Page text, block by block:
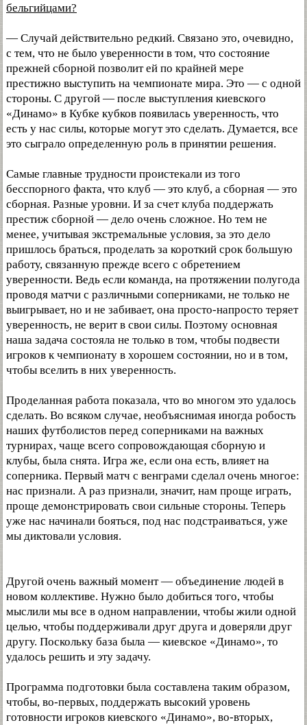
бельгийцами?
— Случай действительно редкий. Связано это, очевидно,
с тем, что не было уверенности в том, что состояние
прежней сборной позволит ей по крайней мере
престижно выступить на чемпионате мира. Это — с одной
стороны. С другой — после выступления киевского
«Динамо» в Кубке кубков появилась уверенность, что
есть у нас силы, которые могут это сделать. Думается, все
это сыграло определенную роль в принятии решения.
Самые главные трудности проистекали из того
бесспорного факта, что клуб — это клуб, а сборная — это
сборная. Разные уровни. И за счет клуба поддержать
престиж сборной — дело очень сложное. Но тем не
менее, учитывая экстремальные условия, за это дело
пришлось браться, проделать за короткий срок большую
работу, связанную прежде всего с обретением
уверенности. Ведь если команда, на протяжении полугода
проводя матчи с различными соперниками, не только не
выигрывает, но и не забивает, она просто-напросто теряет
уверенность, не верит в свои силы. Поэтому основная
наша задача состояла не только в том, чтобы подвести
игроков к чемпионату в хорошем состоянии, но и в том,
чтобы вселить в них уверенность.
Проделанная работа показала, что во многом это удалось
сделать. Во всяком случае, необъяснимая иногда робость
наших футболистов перед соперниками на важных
турнирах, чаще всего сопровождающая сборную и
клубы, была снята. Игра же, если она есть, влияет на
соперника. Первый матч с венграми сделал очень многое:
нас признали. А раз признали, значит, нам проще играть,
проще демонстрировать свои сильные стороны. Теперь
уже нас начинали бояться, под нас подстраиваться, уже
мы диктовали условия.
Другой очень важный момент — объединение людей в
новом коллективе. Нужно было добиться того, чтобы
мыслили мы все в одном направлении, чтобы жили одной
целью, чтобы поддерживали друг друга и доверяли друг
другу. Поскольку база была — киевское «Динамо», то
удалось решить и эту задачу.
Программа подготовки была составлена таким образом,
чтобы, во-первых, поддержать высокий уровень
готовности игроков киевского «Динамо», во-вторых,